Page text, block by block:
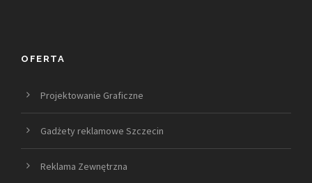
OFERTA
Projektowanie Graficzne
Gadżety reklamowe Szczecin
Reklama Zewnętrzna